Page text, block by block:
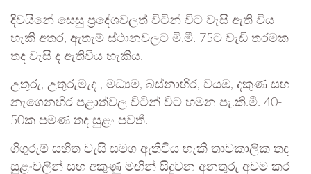
දිවයිනේ සෙසු ප්‍රදේශවලත් විටින් විට වැසි ඇති විය
හැකි අතර, ඇතැම් ස්ථානවලට මි.මී. 75ට වැඩි තරමක
තද වැසි ද ඇතිවිය හැකිය.
උතුරු, උතුරුමැද , මධ්‍යම, බස්නාහිර, වයඹ, දකුණ සහ
නැගෙනහිර පළාත්වල විටින් විට හමන පැ.කි.මී. 40-
50ක පමණ තද සුළං පවතී.
ගිගුරුම් සහිත වැසි සමග ඇතිවිය හැකි තාවකාලික තද
සුළංවලින් සහ අකුණු මඟින් සිදුවන අනතුරු අවම කර